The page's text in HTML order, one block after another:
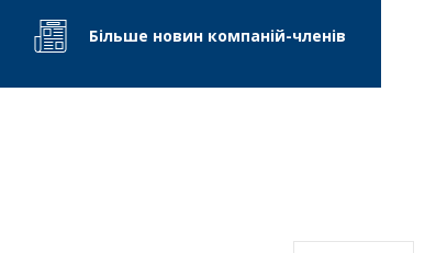
Більше новин компаній-членів